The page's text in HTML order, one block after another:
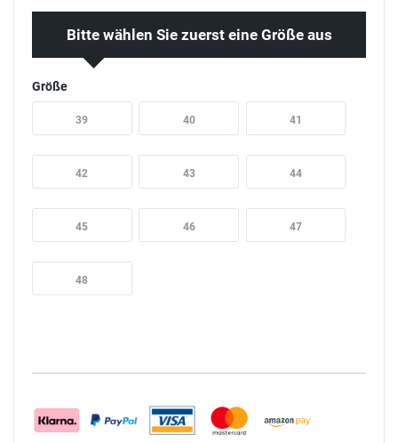
Bitte wählen Sie zuerst eine Größe aus
Größe
39 40 41
42 43 44
45 46 47
48